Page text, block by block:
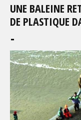
UNE BALEINE
DE PLASTIQUE